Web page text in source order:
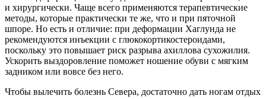
и хирургически. Чаще всего применяются терапевтические
методы, которые практически те же, что и при пяточной
шпоре. Но есть и отличие: при деформации Хаглунда не
рекомендуются инъекции с глюкокортикостероидами,
поскольку это повышает риск разрыва ахиллова сухожилия.
Ускорить выздоровление поможет ношение обуви с мягким
задником или вовсе без него.
Чтобы вылечить болезнь Севера, достаточно дать ногам отдых